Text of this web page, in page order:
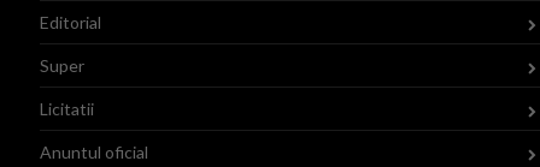
Editorial
Super
Licitatii
Anuntul oficial